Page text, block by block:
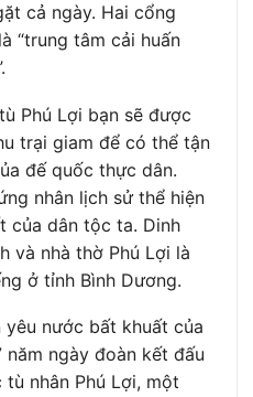
cả ngày. Hai cổng
“trung tâm cải huấn
Phú Lợi bạn sẽ được
trại giam để có thể tận
đế quốc thực dân.
nhân lịch sử thể hiện
của dân tộc ta. Dinh
và nhà thờ Phú Lợi là
ở tỉnh Bình Dương.
yêu nước bất khuất của
năm ngày đoàn kết đấu
nhân Phú Lợi, một